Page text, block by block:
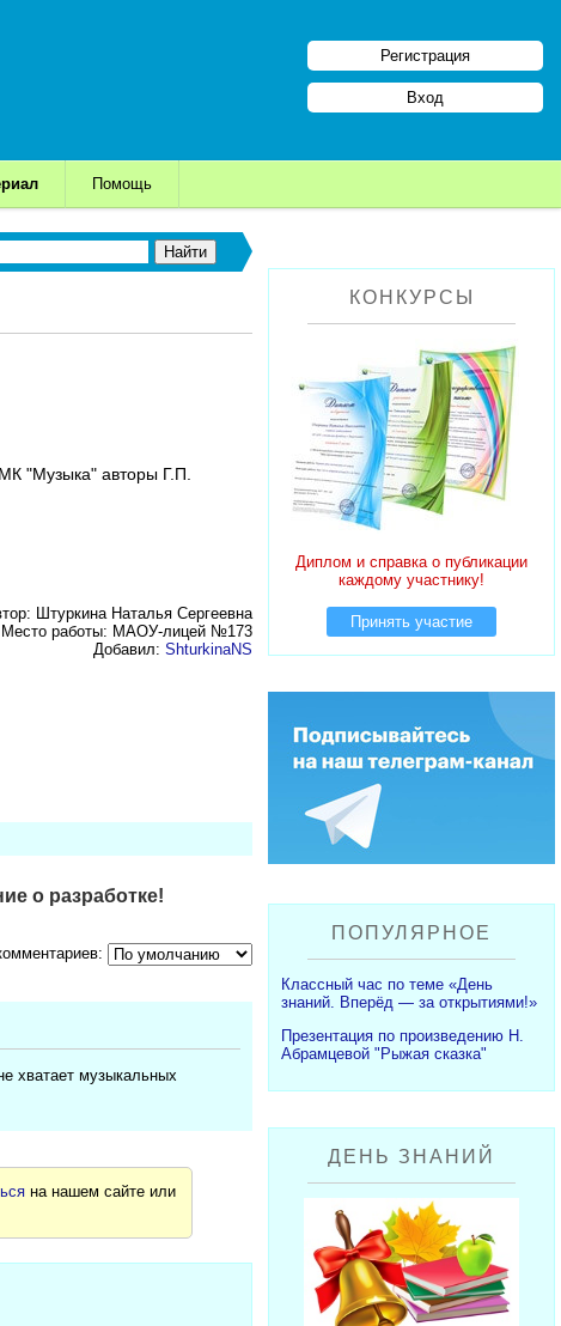
Регистрация
Вход
Помощь
"Музыка" авторы Г.П.
Штуркина Наталья Сергеевна
Место работы: МАОУ-лицей №173
Добавил: ShturkinaNS
о разработке!
хватает музыкальных
на нашем сайте или
КОНКУРСЫ
Диплом и справка о публикации
каждому участнику!
Принять участие
ПОПУЛЯРНОЕ
Классный час по теме «День
знаний. Вперёд — за открытиями!»
Презентация по произведению Н.
Абрамцевой "Рыжая сказка"
ДЕНЬ ЗНАНИЙ